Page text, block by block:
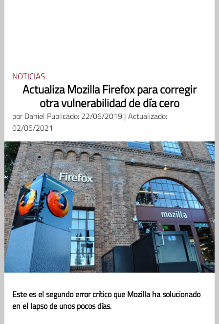
NOTICIAS
Actualiza Mozilla Firefox para corregir
otra vulnerabilidad de día cero
porDaniel Publicado: 22/06/2019 | Actualizado:
02/05/2021
Este es el segundo error crítico que Mozilla ha solucionado
en el lapso de unos pocos días.